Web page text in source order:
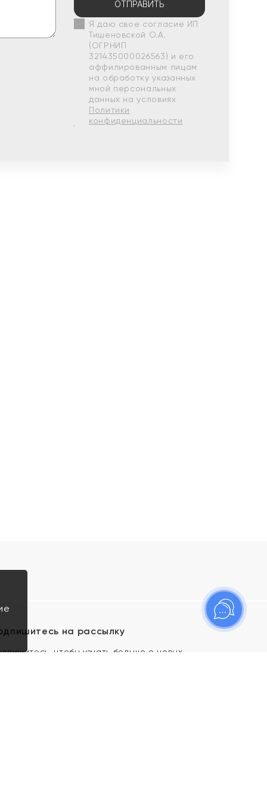
ОТПРАВИТЬ
Я даю свое согласие ИП
Тишеновской О.А.
(ОГРНИП
321435000026563) и его
аффилированным лицам
на обработку указанных
мной персональных
данных на условиях
Политики
конфиденциальности
на рассылку
чтобы узнать больше о новых